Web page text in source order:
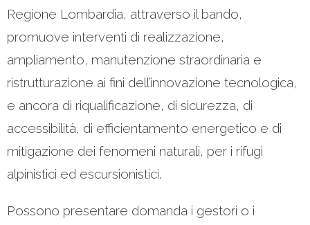
Regione Lombardia, attraverso il bando,
promuove interventi di realizzazione,
ampliamento, manutenzione straordinaria e
ristrutturazione ai fini dell’innovazione tecnologica,
e ancora di riqualificazione, di sicurezza, di
accessibilità, di efficientamento energetico e di
mitigazione dei fenomeni naturali, per i rifugi
alpinistici ed escursionistici.
Possono presentare domanda i gestori o i